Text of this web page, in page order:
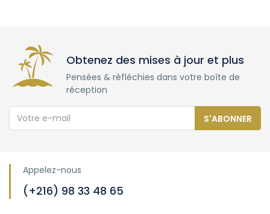
Obtenez des mises à jour et plus
Pensées & réfléchies dans votre boîte de
réception
S'ABONNER
Appelez-nous
(+216) 98 33 48 65